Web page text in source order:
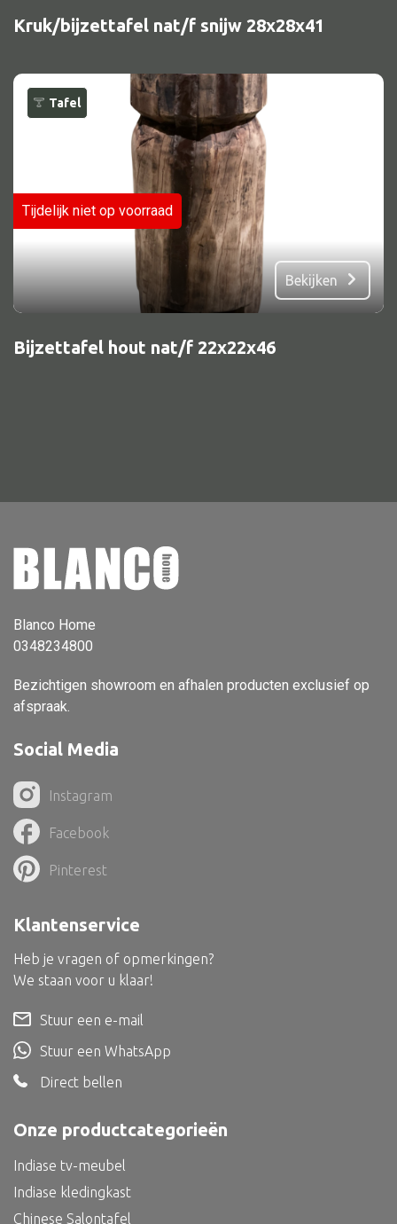
Kruk/bijzettafel nat/f snijw 28x28x41
Tafel
Tijdelijk niet op voorraad
Bekijken
Bijzettafel hout nat/f 22x22x46
Blanco Home
0348234800
Bezichtigen showroom en afhalen producten exclusief op
afspraak.
Social Media
Instagram
Facebook
Pinterest
Onze productcategorieën
Indiase tv-meubel
Indiase kledingkast
Chinese Salontafel
Klantenservice
Heb je vragen of opmerkingen?
We staan voor u klaar!
Stuur een e-mail
Stuur een WhatsApp
Direct bellen